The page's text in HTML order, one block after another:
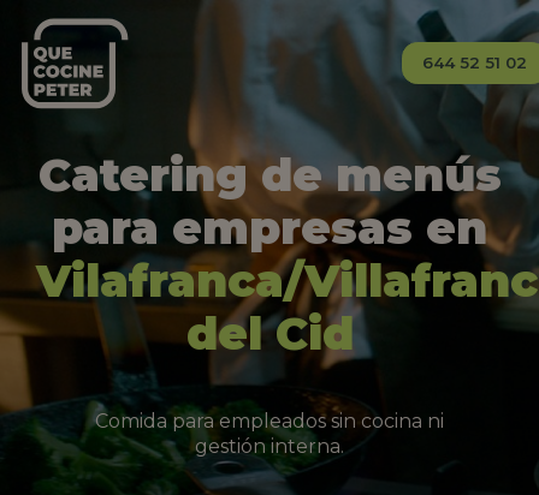
644 52 51 02
Catering de menús
para empresas en
Vilafranca/
del Cid
Comida para empleados sin cocina ni
gestión interna.